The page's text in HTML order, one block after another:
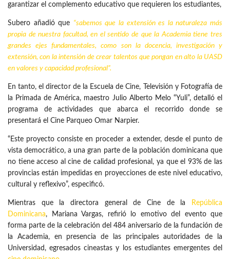
garantizar el complemento educativo que requieren los estudiantes,
Subero añadió que “sabemos que la extensión es la naturaleza más
propia de nuestra facultad, en el sentido de que la Academia tiene tres
grandes ejes fundamentales, como son la docencia, investigación y
extensión, con la intensión de crear talentos que pongan en alto la UASD
en valores y capacidad profesional”.
En tanto, el director de la Escuela de Cine, Televisión y Fotografía de
la Primada de América, maestro Julio Alberto Melo “Yuli”, detalló el
programa de actividades que abarca el recorrido donde se
presentará el Cine Parqueo Omar Narpier.
“Este proyecto consiste en proceder a extender, desde el punto de
vista democrático, a una gran parte de la población dominicana que
no tiene acceso al cine de calidad profesional, ya que el 93% de las
provincias están impedidas en proyecciones de este nivel educativo,
cultural y reflexivo”, especificó.
Mientras que la directora general de Cine de la
República
Dominicana, Mariana Vargas, refirió lo emotivo del evento que
forma parte de la celebración del 484 aniversario de la fundación de
la Academia, en presencia de las principales autoridades de la
Universidad, egresados cineastas y los estudiantes emergentes del